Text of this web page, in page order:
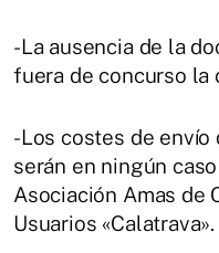
-La ausencia de la
fuera de concurso la
-Los costes de envío
serán en ningún
Asociación Amas de
Usuarios «Calatrava».